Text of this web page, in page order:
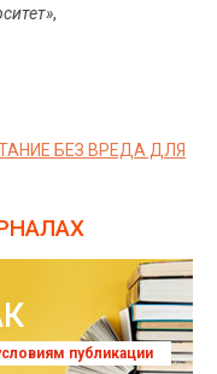
,
БЕЗ ВРЕДА ДЛЯ
публикации